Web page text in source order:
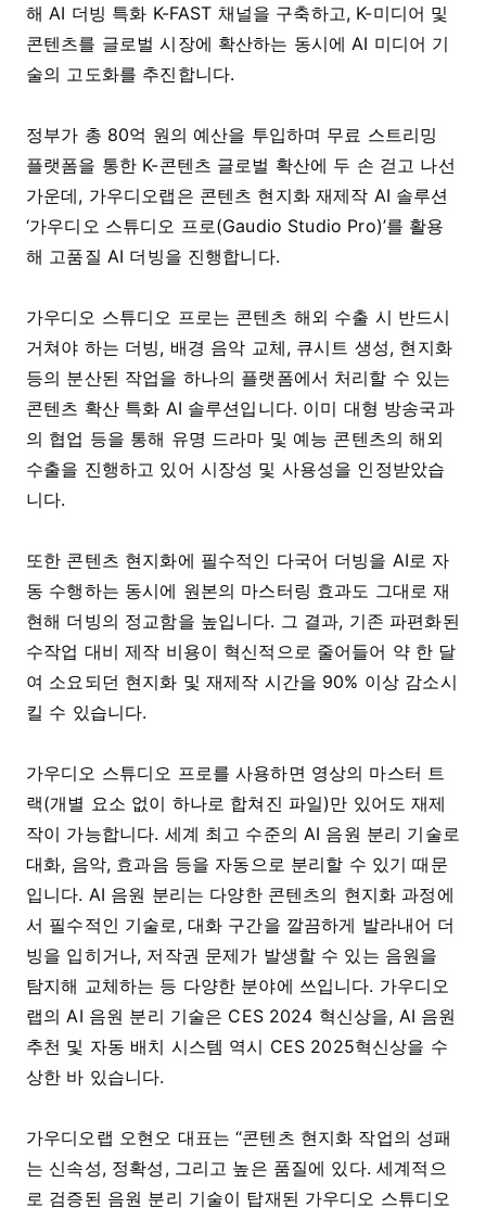
해 AI 더빙 특화 K-FAST 채널을 구축하고, K-미디어 및
콘텐츠를 글로벌 시장에 확산하는 동시에 AI 미디어 기
술의 고도화를 추진합니다.
정부가 총 80억 원의 예산을 투입하며 무료 스트리밍
플랫폼을 통한 K-콘텐츠 글로벌 확산에 두 손 걷고 나선
가운데, 가우디오랩은 콘텐츠 현지화 재제작 AI 솔루션
‘가우디오 스튜디오 프로(Gaudio Studio Pro)’를 활용
해 고품질 AI 더빙을 진행합니다.
가우디오 스튜디오 프로는 콘텐츠 해외 수출 시 반드시
거쳐야 하는 더빙, 배경 음악 교체, 큐시트 생성, 현지화
등의 분산된 작업을 하나의 플랫폼에서 처리할 수 있는
콘텐츠 확산 특화 AI 솔루션입니다. 이미 대형 방송국과
의 협업 등을 통해 유명 드라마 및 예능 콘텐츠의 해외
수출을 진행하고 있어 시장성 및 사용성을 인정받았습
니다.
또한 콘텐츠 현지화에 필수적인 다국어 더빙을 AI로 자
동 수행하는 동시에 원본의 마스터링 효과도 그대로 재
현해 더빙의 정교함을 높입니다. 그 결과, 기존 파편화된
수작업 대비 제작 비용이 혁신적으로 줄어들어 약 한 달
여 소요되던 현지화 및 재제작 시간을 90% 이상 감소시
킬 수 있습니다.
가우디오 스튜디오 프로를 사용하면 영상의 마스터 트
랙(개별 요소 없이 하나로 합쳐진 파일)만 있어도 재제
작이 가능합니다. 세계 최고 수준의 AI 음원 분리 기술로
대화, 음악, 효과음 등을 자동으로 분리할 수 있기 때문
입니다. AI 음원 분리는 다양한 콘텐츠의 현지화 과정에
서 필수적인 기술로, 대화 구간을 깔끔하게 발라내어 더
빙을 입히거나, 저작권 문제가 발생할 수 있는 음원을
탐지해 교체하는 등 다양한 분야에 쓰입니다. 가우디오
랩의 AI 음원 분리 기술은 CES 2024 혁신상을, AI 음원
추천 및 자동 배치 시스템 역시 CES 2025혁신상을 수
상한 바 있습니다.
가우디오랩 오현오 대표는 “콘텐츠 현지화 작업의 성패
는 신속성, 정확성, 그리고 높은 품질에 있다. 세계적으
로 검증된 음원 분리 기술이 탑재된 가우디오 스튜디오